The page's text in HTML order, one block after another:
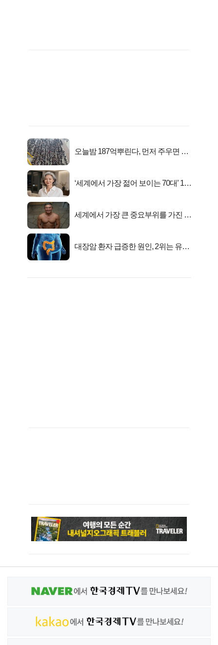
오늘밤 187억뿌린다, 먼저 주우면 최
‘세계에서 가장 젊어 보이는 70대’ 1위
세계에서 가장 큰 중요부위를 가진 남
대장암 환자 급증한 원인, 2위는 유산